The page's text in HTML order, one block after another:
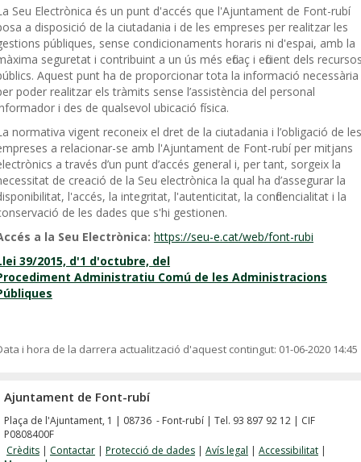
Seu Electrònica és un punt d'accés que l'Ajuntament de Font-rubí
a disposició de la ciutadania i de les empreses per realitzar les
públiques, sense condicionaments horaris ni d'espai, amb la
seguretat i contribuint a un ús més eficaç i eficient dels
Aquest punt ha de proporcionar tota la informació necessària
poder realitzar els tràmits sense l’assistència del personal
i des de qualsevol ubicació física.
normativa vigent reconeix el dret de la ciutadania i l’obligació de les
a relacionar-se amb l'Ajuntament de Font-rubí per mitjans
a través d’un punt d’accés general i, per tant, sorgeix la
de creació de la Seu electrònica la qual ha d’assegurar la
l'accés, la integritat, l'autenticitat, la confidencialitat i la
de les dades que s'hi gestionen.
a la Seu Electrònica: https://seu-e.cat/web/font-rubi
39/2015, d'1 d'octubre, del
Administratiu Comú de les Administracions
i hora de la darrera actualització d'aquest contingut: 01-06-2020 14:45
Ajuntament de Font-rubí
Plaça de l'Ajuntament, 1 | 08736 - Font-rubí | Tel. 93 897 92 12 | CIF
P0808400F
Crèdits | Contactar | Protecció de dades | Avís legal | Accessibilitat |